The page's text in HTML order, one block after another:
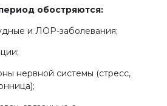
обостряются:
и ЛОР-заболевания;
нервной системы (стресс,